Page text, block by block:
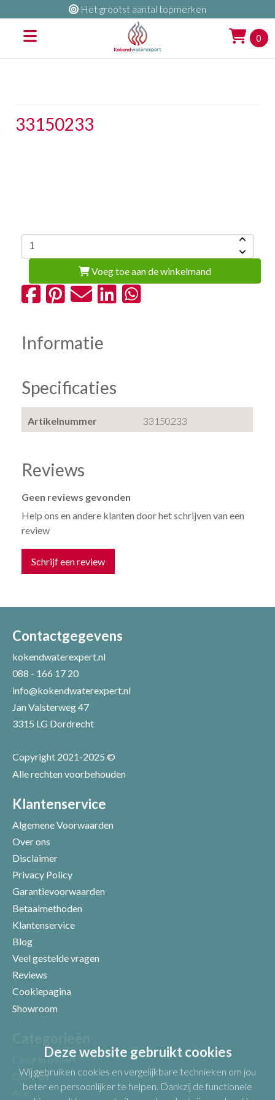
Het grootst aantal topmerken
0
33150233
Voeg toe aan de winkelmand
Informatie
Specificaties
Artikelnummer 33150233
Reviews
Geen reviews gevonden
Help ons en andere klanten door het schrijven van een
review
Schrijf een review
Uw naam *
Uw recensie *
Uw beoordeling
Contactgegevens
kokendwaterexpert.nl
088 - 166 17 20
info@kokendwaterexpert.nl
Jan Valsterweg 47
3315 LG Dordrecht
Copyright 2021-2025 ©
Alle rechten voorbehouden
Klantenservice
Algemene Voorwaarden
Over ons
Disclaimer
Privacy Policy
Garantievoorwaarden
Betaalmethoden
Klantenservice
Blog
Veel gestelde vragen
Reviews
Cookiepagina
Showroom
Close in boilers
Quooker
Ace
Deze website gebruikt cookies
Wij gebruiken cookies en vergelijkbare technieken om jou
beter en persoonlijker te helpen. Dankzij de functionele